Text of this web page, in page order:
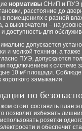
нормативы СНиП и ПУЭ
расстояние до
в помещениях с разной
а выключатели – на
доступность для
допускается
и мелкой техники, а
ПУЭ, допускаются
подключением к системе
10 м² площади.
короткого замыкания.
по
стоит составить план
позволит избежать
розетки
и обеспечит